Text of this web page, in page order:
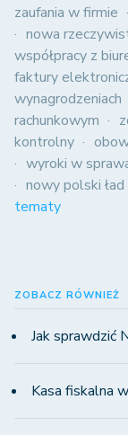
zaufania w firmie
nowa
współpracy z
faktury
wynagrodzeniach
rachunkowym
kontrolny
wyroki w
nowy polski ład
tematy
ZOBACZ RÓWNIEŻ
Jak sprawdzić
Kasa fiskalna